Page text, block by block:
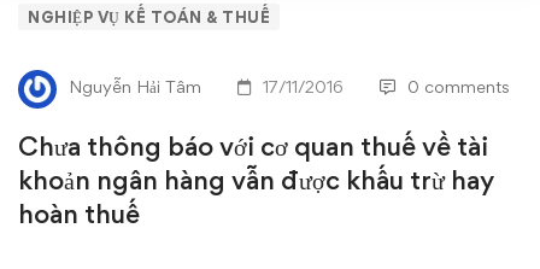
Chưa
thông
báo
với
cơ
NGHIỆP VỤ KẾ TOÁN & THUẾ
Nguyễn Hải Tâm 17/11/2016 0 comments
Chưa thông báo với cơ quan thuế về tài
khoản ngân hàng vẫn được khấu trừ hay
hoàn thuế